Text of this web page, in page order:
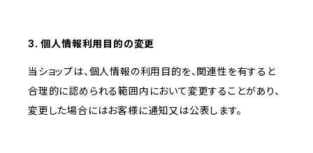
3. 個人情報利用目的の変更
当ショップは、個人情報の利用目的を、関連性を有すると
合理的に認められる範囲内において変更することがあり、
変更した場合にはお客様に通知又は公表します。